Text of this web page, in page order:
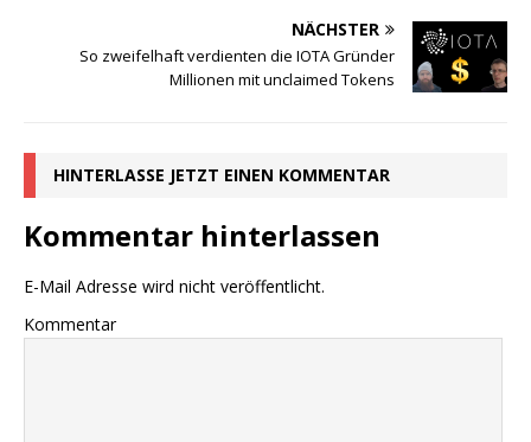
NÄCHSTER
So zweifelhaft verdienten die IOTA Gründer
Millionen mit unclaimed Tokens
HINTERLASSE JETZT EINEN KOMMENTAR
Kommentar hinterlassen
E-Mail Adresse wird nicht veröffentlicht.
Kommentar